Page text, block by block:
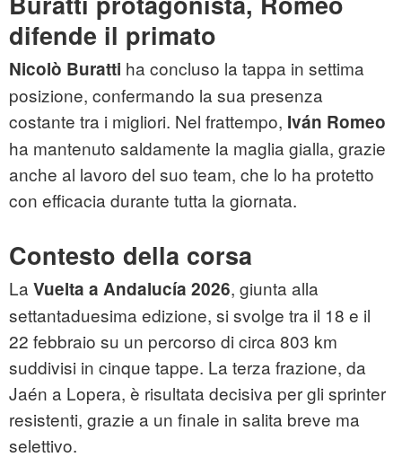
difende il primato
Nicolò Buratti ha concluso la tappa in settima
posizione, confermando la sua presenza
costante tra i migliori. Nel frattempo, Iván Romeo
ha mantenuto saldamente la maglia gialla, grazie
anche al lavoro del suo team, che lo ha protetto
con efficacia durante tutta la giornata.
Contesto della corsa
La Vuelta a Andalucía 2026, giunta alla
settantaduesima edizione, si svolge tra il 18 e il
22 febbraio su un percorso di circa 803 km
suddivisi in cinque tappe. La terza frazione, da
Jaén a Lopera, è risultata decisiva per gli sprinter
resistenti, grazie a un finale in salita breve ma
selettivo.